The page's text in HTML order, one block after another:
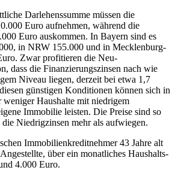
Darlehenssumme müssen die
Euro aufnehmen, während die
Euro auskommen. In Bayern sind es
in NRW 155.000 und in Mecklenburg-
Zwar profitieren die Neu-
dass die Finanzierungszinsen nach wie
Niveau liegen, derzeit bei etwa 1,7
günstigen Konditionen können sich in
weniger Haushalte mit niedrigem
Immobilie leisten. Die Preise sind so
die Niedrigzinsen mehr als aufwiegen.
Immobilienkreditnehmer 43 Jahre alt
über ein monatliches Haushalts-
4.000 Euro.